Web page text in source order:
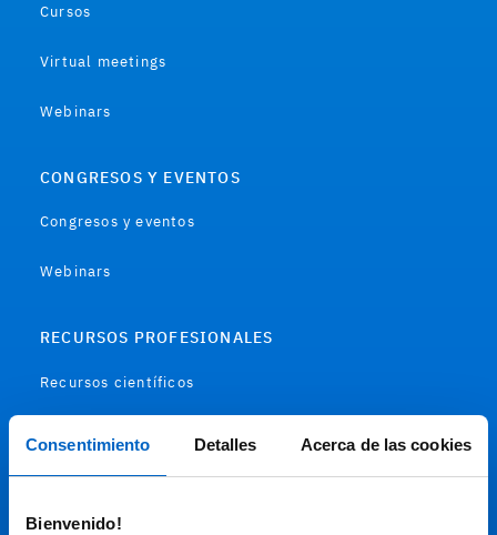
Consentimiento Detalles Acerca de las cookies
Bienvenido!
Cursos
Virtual meetings
Webinars
CONGRESOS Y EVENTOS
Congresos y eventos
Webinars
RECURSOS PROFESIONALES
Recursos científicos
Audiovisual